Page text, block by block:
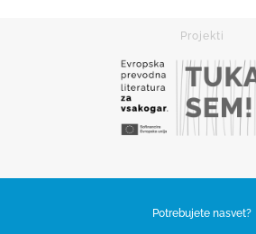
Potrebujete nasvet?